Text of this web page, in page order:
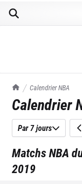
TrashTalk Actu NBA
Calendrier NBA
Calendrier
Par 7 jours
Matchs NBA
2019